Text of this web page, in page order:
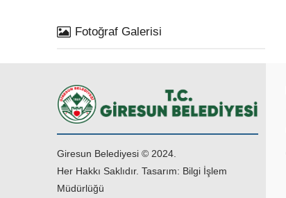
Fotoğraf Galerisi
Giresun Belediyesi © 2024.
Her Hakkı Saklıdır. Tasarım: Bilgi İşlem
Müdürlüğü